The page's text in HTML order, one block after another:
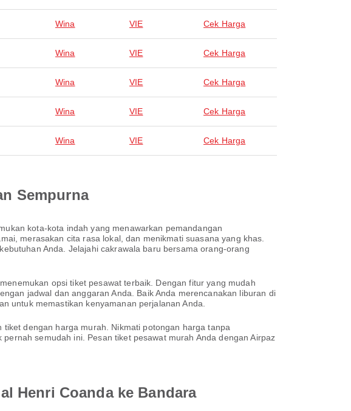
Wina VIE Cek Harga
Wina VIE Cek Harga
Wina VIE Cek Harga
Wina VIE Cek Harga
Wina VIE Cek Harga
Sempurna
kota-kota indah yang menawarkan pemandangan
merasakan cita rasa lokal, dan menikmati suasana yang khas.
Anda. Jelajahi cakrawala baru bersama orang-orang
opsi tiket pesawat terbaik. Dengan fitur yang mudah
jadwal dan anggaran Anda. Baik Anda merencanakan liburan di
untuk memastikan kenyamanan perjalanan Anda.
dengan harga murah. Nikmati potongan harga tanpa
semudah ini. Pesan tiket pesawat murah Anda dengan Airpaz
Henri Coanda ke Bandara